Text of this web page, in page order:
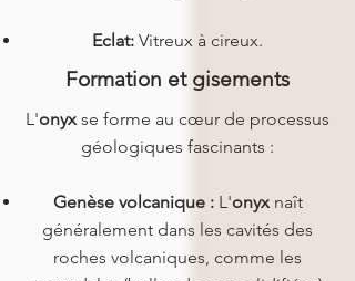
Eclat: Vitreux à cireux.
Formation et gisements
L'onyx se forme au cœur de processus
géologiques fascinants :
Genèse volcanique :L'onyxnaît
généralement dans les cavités des
roches volcaniques, comme les